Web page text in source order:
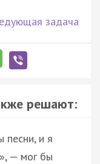
задача
решают:
песни, и я
— мог бы